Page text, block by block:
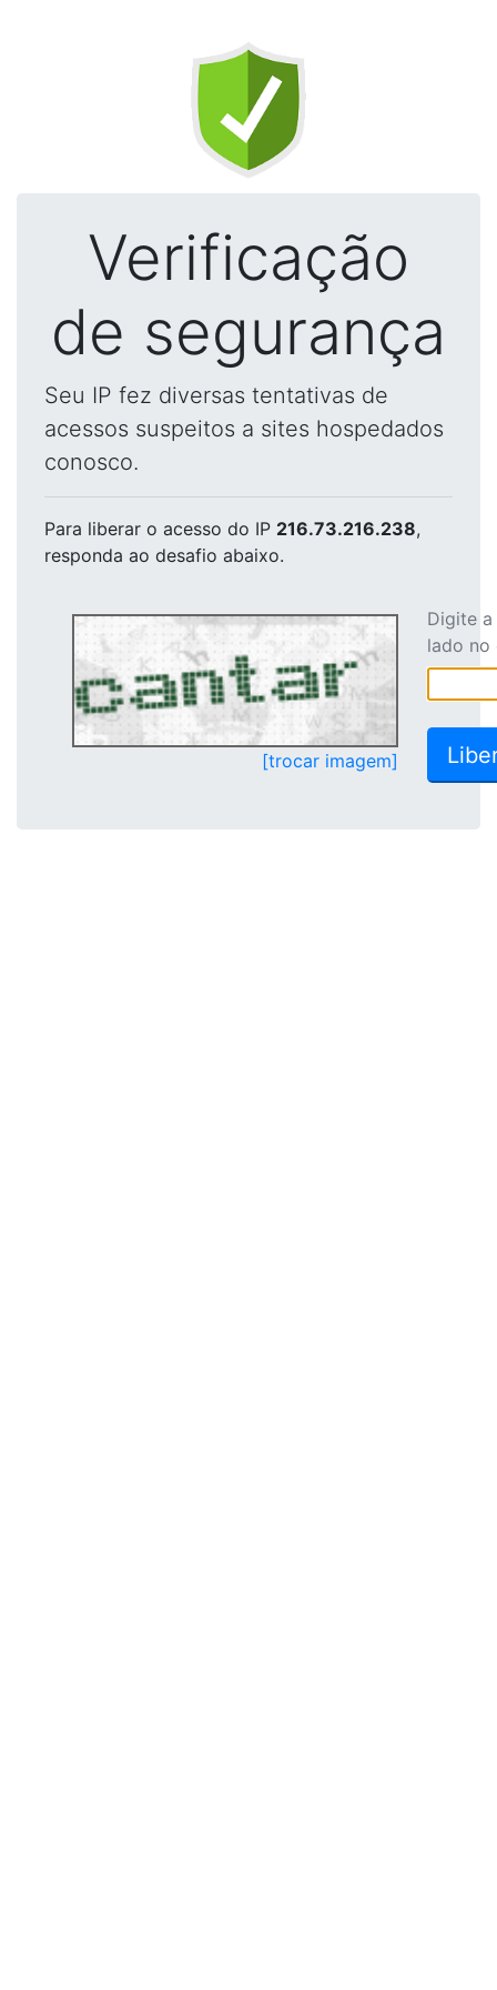
Verificação
de segurança
Seu IP fez diversas tentativas de
acessos suspeitos a sites hospedados
conosco.
Para liberar o acesso do IP 216.73.216.238,
responda ao desafio abaixo.
[trocar imagem]
Digite
lado no